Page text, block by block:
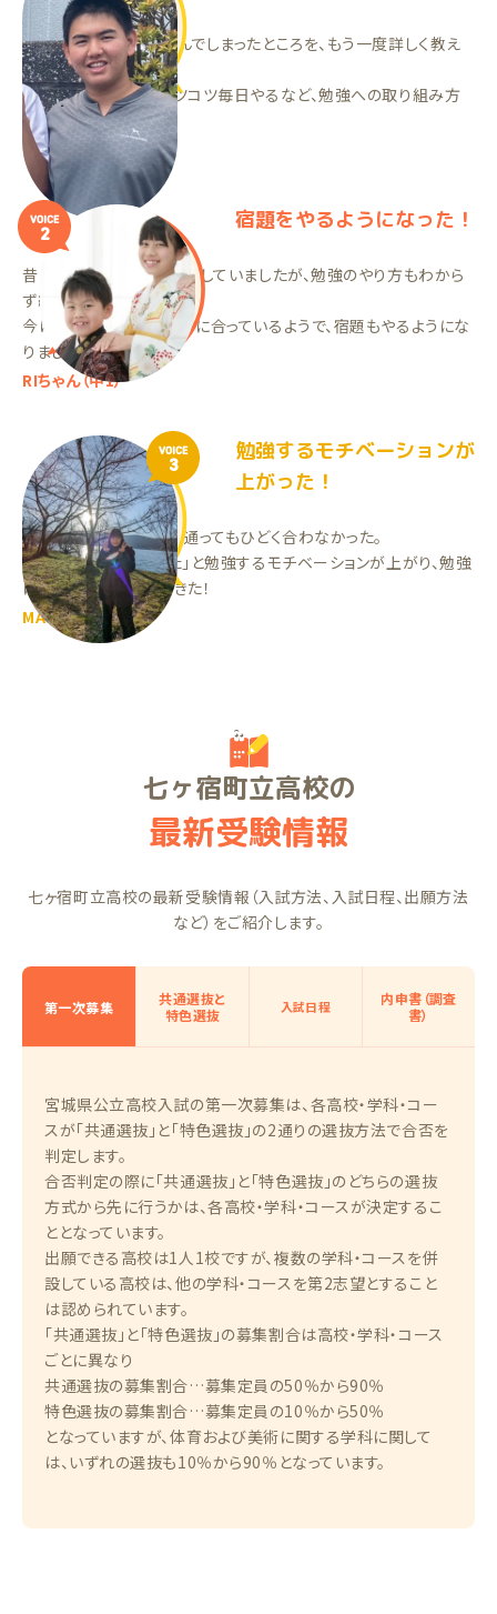
わからないまま先に進んでしまったところを、もう一度詳しく教え
てもらえた！
一気にやるのでなくコツコツ毎日やるなど、勉強への取り組み方
が変わりました。
TAくん（高3）
VOICE
2
宿題をやるようになった！
昔はタブレット教材などをしていましたが、勉強のやり方もわから
ず続きませんでした。
今は若い先生が子供たちに合っているようで、宿題もやるようにな
りました！
RIちゃん（中1）
VOICE
3
勉強するモチベーションが
上がった！
やり方がわからず、塾に通ってもひどく合わなかった。
今は「少しでも分かった」と勉強するモチベーションが上がり、勉強
に対してやる気が出てきた！
MAちゃん（中2）
七ヶ宿町立高校の
最新受験情報
七ヶ宿町立高校の最新受験情報（入試方法、入試日程、出願方法
など）をご紹介します。
第一次募集
共通選抜と
特色選抜
入試日程
内申書（調査
書）
宮城県公立高校入試の第一次募集は、各高校・学科・コー
スが「共通選抜」と「特色選抜」の2通りの選抜方法で合否を
判定します。
合否判定の際に「共通選抜」と「特色選抜」のどちらの選抜
方式から先に行うかは、各高校・学科・コースが決定するこ
ととなっています。
出願できる高校は1人1校ですが、複数の学科・コースを併
設している高校は、他の学科・コースを第2志望とすること
は認められています。
「共通選抜」と「特色選抜」の募集割合は高校・学科・コース
ごとに異なり
共通選抜の募集割合…募集定員の50％から90％
特色選抜の募集割合…募集定員の10％から50％
となっていますが、体育および美術に関する学科に関して
は、いずれの選抜も10％から90％となっています。